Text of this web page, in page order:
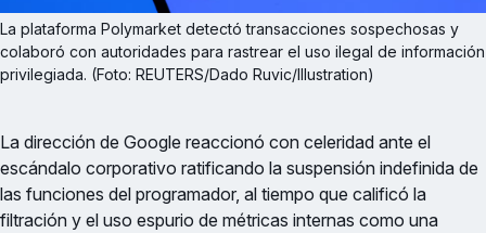
La plataforma Polymarket detectó transacciones sospechosas y
colaboró con autoridades para rastrear el uso ilegal de información
privilegiada. (Foto: REUTERS/Dado Ruvic/Illustration)
La dirección de Google reaccionó con celeridad ante el
escándalo corporativo ratificando la suspensión indefinida de
las funciones del programador, al tiempo que calificó la
filtración y el uso espurio de métricas internas como una